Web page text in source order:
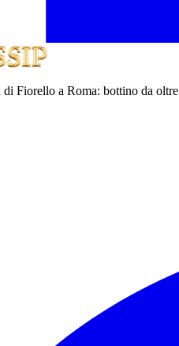
Fiorello a Roma: bottino da